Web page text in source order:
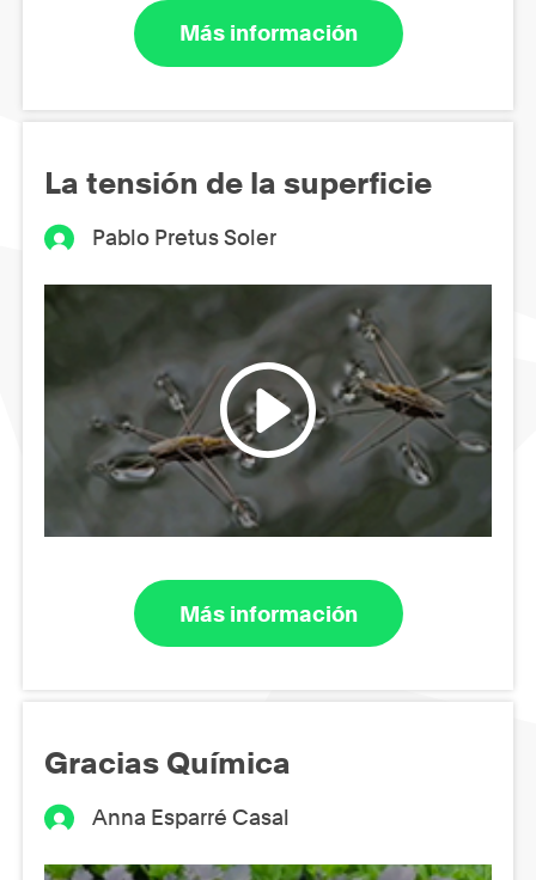
Más información
La tensión de la superficie
Pablo Pretus Soler
Más información
Gracias Química
Anna Esparré Casal